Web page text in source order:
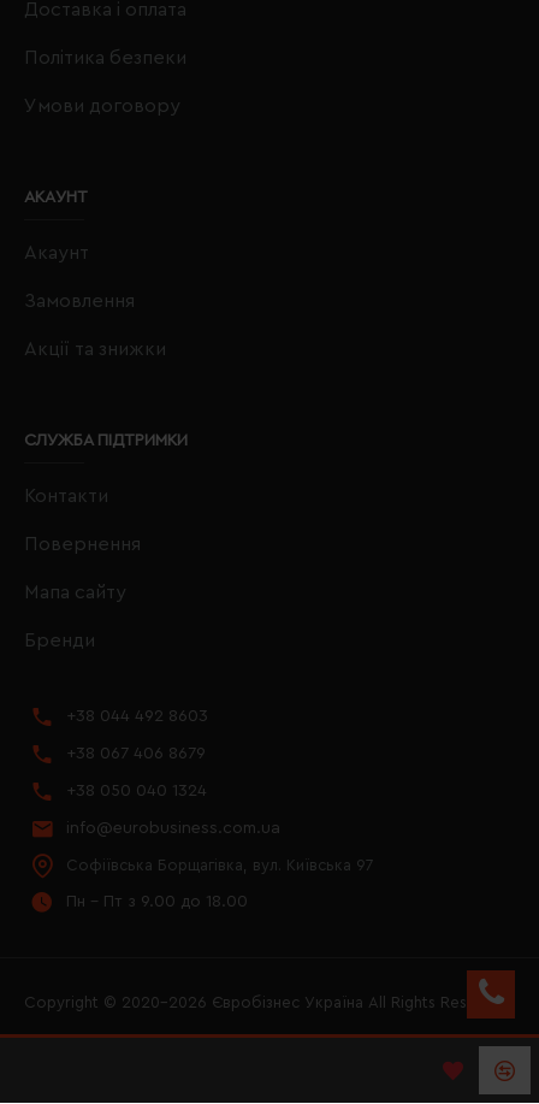
Доставка і оплата
Політика безпеки
Умови договору
АКАУНТ
Акаунт
Замовлення
Акції та знижки
СЛУЖБА ПІДТРИМКИ
Контакти
Повернення
Мапа сайту
Бренди
+38 044 492 8603
+38 067 406 8679
+38 050 040 1324
info@eurobusiness.com.ua
Софіївська Борщагівка, вул. Київська 97
Пн - Пт з 9.00 до 18.00
Copyright © 2020–2026 Євробізнес Україна All Rights Reserved